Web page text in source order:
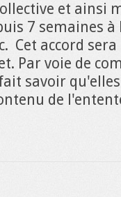
et ainsi
7 semaines
Cet accord
Par voie de
savoir
de